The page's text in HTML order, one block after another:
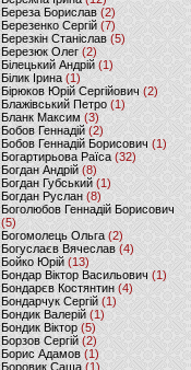
Береза Борислав(2)
Березенко Сергій (7)
Березкін Станіслав (5)
Березюк Олег(2)
Білецький Андрій (1)
Білик Ірина (1)
Бірюков Юрій Сергійович (2)
Блажівський Петро (1)
Бланк Максим(3)
Бобов Геннадій (2)
Бобов Геннадій Борисович (1)
Богартирьова Раїса (32)
Богдан Андрій(8)
Богдан Губський (1)
Богдан Руслан(8)
Боголюбов Геннадій Борисович
(5)
Богомолець Ольга (2)
Богуслаєв Вячеслав (4)
Бойко Юрій (13)
Бондар Віктор Васильович (1)
Бондарєв Костянтин (4)
Бондарчук Сергій(1)
Бондик Валерій (1)
Бондик Віктор(5)
Борзов Сергiй (2)
Борис Адамов(1)
Боровик Саша (1)